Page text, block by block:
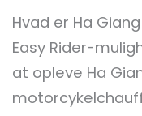
Hvad er Ha
Easy Rider-
at opleve Ha